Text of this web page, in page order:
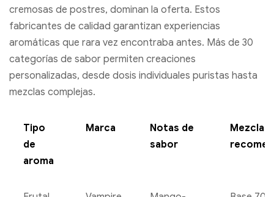
cremosas de postres, dominan la oferta. Estos
fabricantes de calidad garantizan experiencias
aromáticas que rara vez encontraba antes. Más de 30
categorías de sabor permiten creaciones
personalizadas, desde dosis individuales puristas hasta
mezclas complejas.
Tipo
de
aroma
Marca
Notas de
sabor
Mezcla